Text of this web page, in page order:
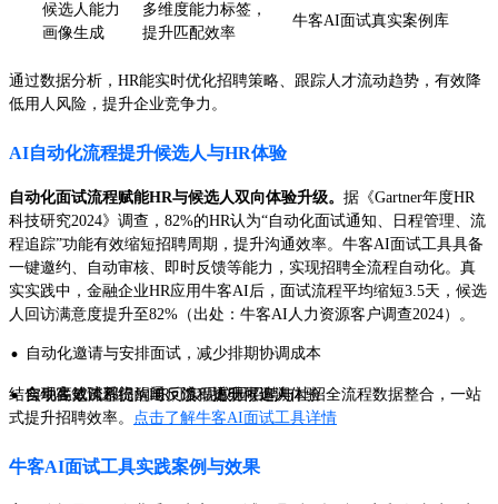
候选人能力
画像生成
多维度能力标签，
提升匹配效率
牛客AI面试真实案例库
通过数据分析，HR能实时优化招聘策略、跟踪人才流动趋势，有效降
低用人风险，提升企业竞争力。
AI自动化流程提升候选人与HR体验
自动化面试流程赋能HR与候选人双向体验升级。 据《Gartner年度HR
科技研究2024》调查，82%的HR认为“自动化面试通知、日程管理、流
程追踪”功能有效缩短招聘周期，提升沟通效率。牛客AI面试工具具备
一键邀约、自动审核、即时反馈等能力，实现招聘全流程自动化。真
实实践中，金融企业HR应用牛客AI后，面试流程平均缩短3.5天，候选
人回访满意度提升至82%（出处：牛客AI人力资源客户调查2024）。
· 自动化邀请与安排面试，减少排期协调成本
· 自动生成流程提醒与反馈，提升候选人体验
· 实现高效跨部门沟通，流程透明可追溯
结合牛客笔试系统，HR可实现校园招聘与社招全流程数据整合，一站
式提升招聘效率。 点击了解牛客AI面试工具详情
牛客AI面试工具实践案例与效果